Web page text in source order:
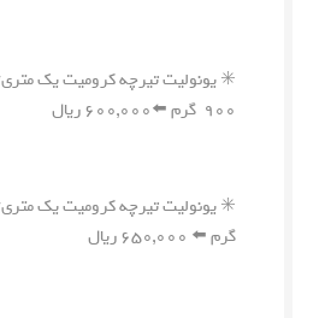
۹۰۰ گرم ⬅️۶۰۰,۰۰۰ ریال
گرم ⬅️ ۶۵۰,۰۰۰ ریال